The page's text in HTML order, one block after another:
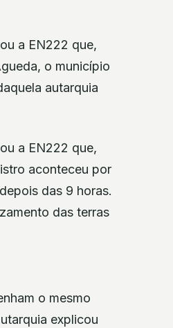
a EN222 que,
o município
autarquia
a EN222 que,
aconteceu por
das 9 horas.
das terras
o mesmo
explicou